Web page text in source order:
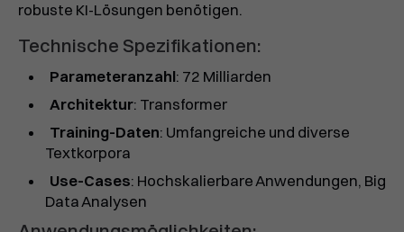
robuste KI-Lösungen benötigen.
Technische Spezifikationen:
Parameteranzahl: 72 Milliarden
Architektur: Transformer
Training-Daten: Umfangreiche und diverse
Textkorpora
Use-Cases: Hochskalierbare Anwendungen, Big
Data Analysen